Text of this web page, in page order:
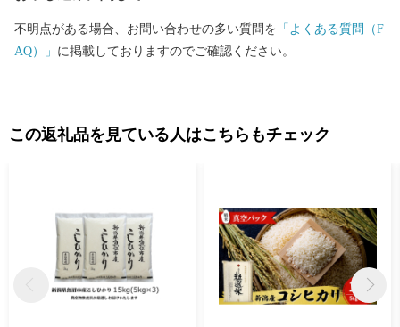
不明点がある場合、お問い合わせの多い質問を 「よくある質問（F
AQ）」 に掲載しておりますのでご確認ください。
この返礼品を見ている人はこちらもチェック